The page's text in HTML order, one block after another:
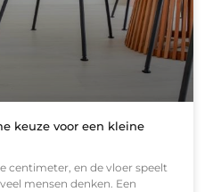
keuze voor een kleine
centimeter, en de vloer speelt
mensen denken. Een